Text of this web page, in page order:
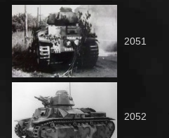
2051
2052